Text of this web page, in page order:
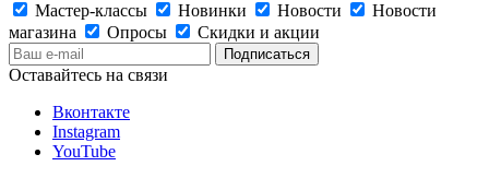
Мастер-классы
Новинки Новости
Новости
магазина
Опросы Скидки и акции
Оставайтесь на связи
Вконтакте
Instagram
YouTube